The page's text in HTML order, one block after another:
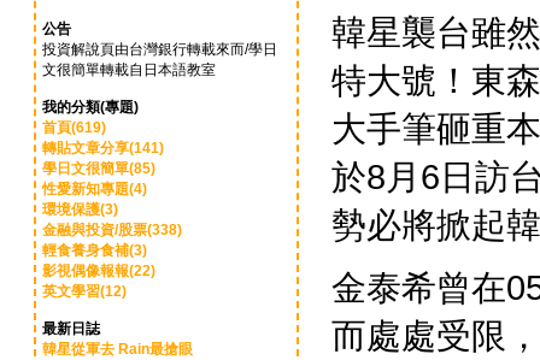
公告
投資解說頁由台灣銀行轉載來而/學日
文很簡單轉載自日本語教室
我的分類(專題)
首頁(619)
轉貼文章分享(141)
學日文很簡單(85)
性愛新知專題(4)
環境保護(3)
金融與投資/股票(338)
輕食養身食補(3)
影視偶像報報(22)
英文學習(12)
最新日誌
韓星從軍去 Rain最搶眼
韓星襲台雖
特大號！東
大手筆砸重
於8月6日訪
勢必將掀起
金泰希曾在
而處處受限